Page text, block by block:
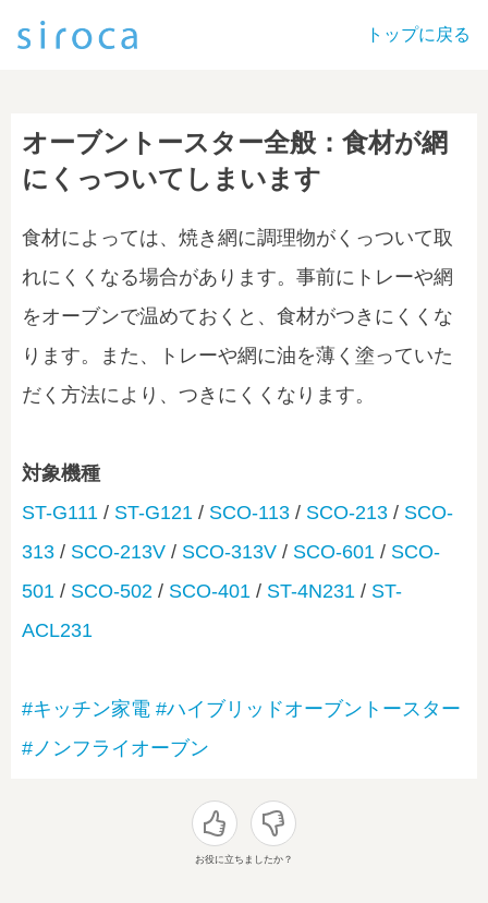
トップに戻る
オーブントースター全般：食材が網
にくっついてしまいます
食材によっては、焼き網に調理物がくっついて取
れにくくなる場合があります。事前にトレーや網
をオーブンで温めておくと、食材がつきにくくな
ります。また、トレーや網に油を薄く塗っていた
だく方法により、つきにくくなります。
対象機種
ST-G111 / ST-G121 / SCO-113 / SCO-213 / SCO-
313 / SCO-213V / SCO-313V / SCO-601 / SCO-
501 / SCO-502 / SCO-401 / ST-4N231 / ST-
ACL231
#キッチン家電 #ハイブリッドオーブントースター
#ノンフライオーブン
お役に立ちましたか？